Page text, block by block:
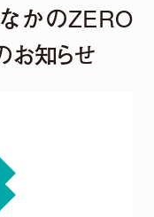
なかのZERO
お知らせ